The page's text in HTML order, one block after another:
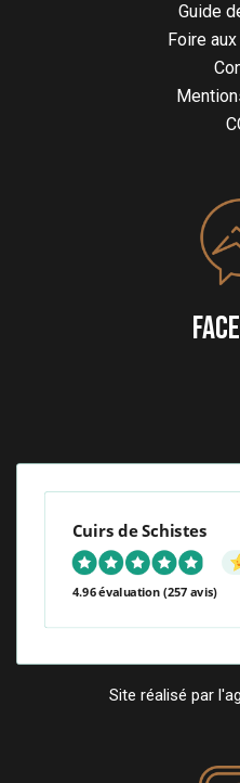
Guide
Foire
Cuirs de Schistes
4.96 évaluation (257 avis)
Site réalisé par